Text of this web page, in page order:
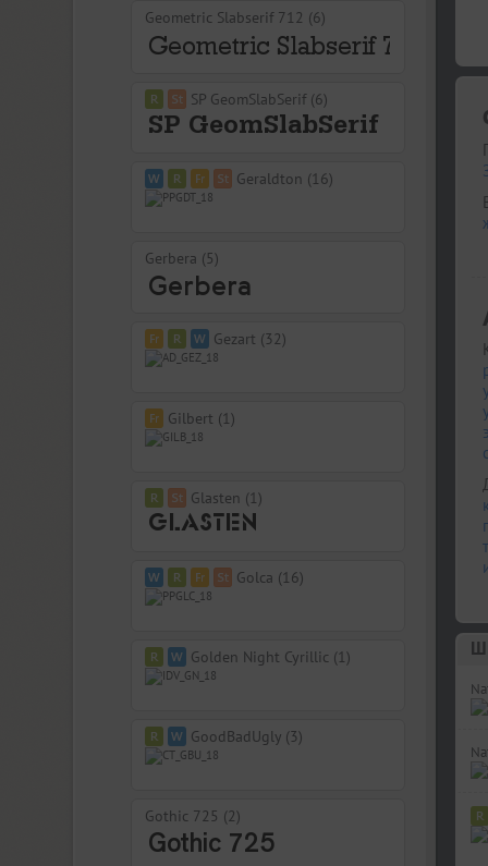
Geometric Slabserif 712 (6)
SP GeomSlabSerif (6)
Geraldton (16)
Gerbera (5)
Gezart (32)
Gilbert (1)
Glasten (1)
Golca (16)
Golden Night Cyrillic (1)
GoodBadUgly (3)
Gothic 725 (2)